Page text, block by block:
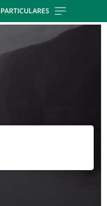
Skip to main contentt
PARTICULARES